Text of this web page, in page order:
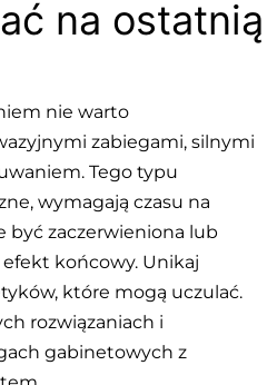
na ostatnią
nie warto
zabiegami, silnymi
Tego typu
wymagają czasu na
być zaczerwieniona lub
końcowy. Unikaj
które mogą uczulać.
rozwiązaniach i
gabinetowych z